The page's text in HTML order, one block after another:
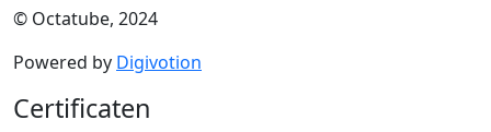
© Octatube, 2024
Powered by Digivotion
Certificaten